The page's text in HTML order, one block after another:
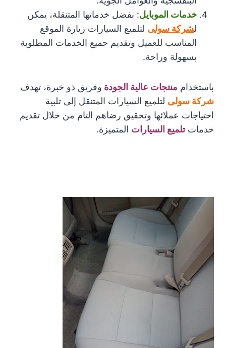
خدمات الموبايل: بفضل خدماتها المتنقلة، يمكن
لشركة سولى لتلميع السيارات زيارة الموقع
المناسب للعميل وتقديم جميع الخدمات المطلوبة
بسهولة وراحة.
باستخدام منتجات عالية الجودة وفريق ذو خبرة، تهدف
شركة سولى لتلميع السيارات المتنقل إلى تلبية
احتياجات عملائها وتحقيق رضاهم التام من خلال تقديم
خدماتتلميع السيارات المتميزة.